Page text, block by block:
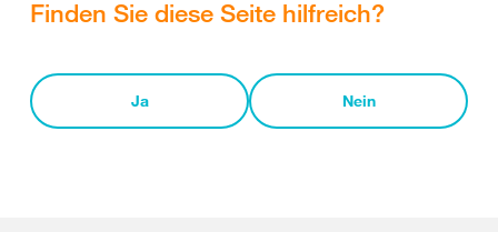
Finden Sie diese Seite hilfreich?
Ja Nein